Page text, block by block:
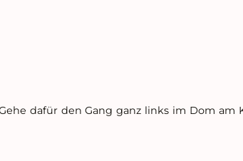
dafür den Gang ganz links im Dom am